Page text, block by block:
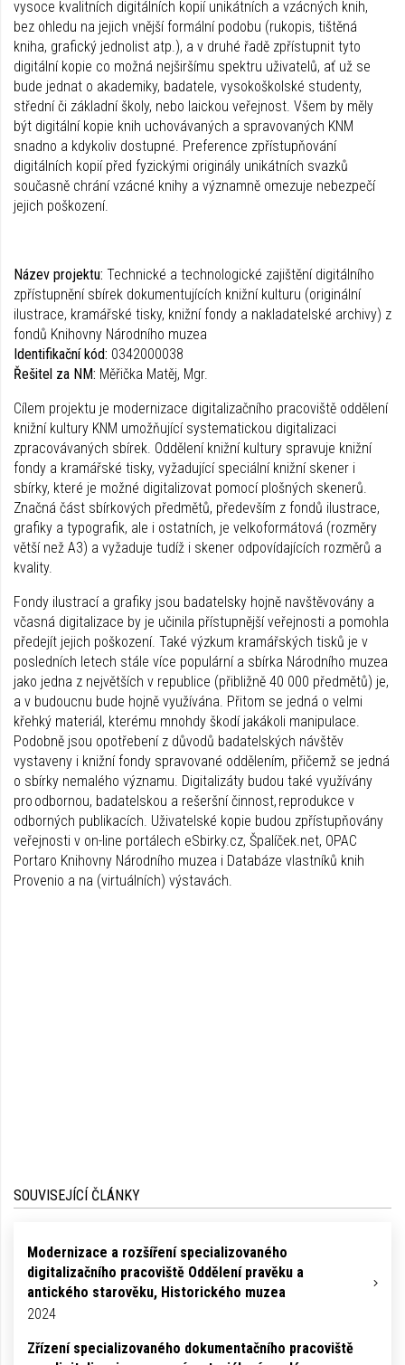
vysoce kvalitních digitálních kopií unikátních a vzácných knih,
bez ohledu na jejich vnější formální podobu (rukopis, tištěná
kniha, grafický jednolist atp.), a v druhé řadě zpřístupnit tyto
digitální kopie co možná nejširšímu spektru uživatelů, ať už se
bude jednat o akademiky, badatele, vysokoškolské studenty,
střední či základní školy, nebo laickou veřejnost. Všem by měly
být digitální kopie knih uchovávaných a spravovaných KNM
snadno a kdykoliv dostupné. Preference zpřístupňování
digitálních kopií před fyzickými originály unikátních svazků
současně chrání vzácné knihy a významně omezuje nebezpečí
jejich poškození.
Název projektu: Technické a technologické zajištění digitálního
zpřístupnění sbírek dokumentujících knižní kulturu (originální
ilustrace, kramářské tisky, knižní fondy a nakladatelské archivy) z
fondů Knihovny Národního muzea
Identifikační kód: 0342000038
Řešitel za NM: Měřička Matěj, Mgr.
Cílem projektu je modernizace digitalizačního pracoviště oddělení
knižní kultury KNM umožňující systematickou digitalizaci
zpracovávaných sbírek. Oddělení knižní kultury spravuje knižní
fondy a kramářské tisky, vyžadující speciální knižní skener i
sbírky, které je možné digitalizovat pomocí plošných skenerů.
Značná část sbírkových předmětů, především z fondů ilustrace,
grafiky a typografik, ale i ostatních, je velkoformátová (rozměry
větší než A3) a vyžaduje tudíž i skener odpovídajících rozměrů a
kvality.
Fondy ilustrací a grafiky jsou badatelsky hojně navštěvovány a
včasná digitalizace by je učinila přístupnější veřejnosti a pomohla
předejít jejich poškození. Také výzkum kramářských tisků je v
posledních letech stále více populární a sbírka Národního muzea
jako jedna z největších v republice (přibližně 40 000 předmětů) je,
a v budoucnu bude hojně využívána. Přitom se jedná o velmi
křehký materiál, kterému mnohdy škodí jakákoli manipulace.
Podobně jsou opotřebení z důvodů badatelských návštěv
vystaveny i knižní fondy spravované oddělením, přičemž se jedná
o sbírky nemalého významu. Digitalizáty budou také využívány
pro odbornou, badatelskou a rešeršní činnost, reprodukce v
odborných publikacích. Uživatelské kopie budou zpřístupňovány
veřejnosti v on-line portálech eSbirky.cz, Špalíček.net, OPAC
Portaro Knihovny Národního muzea i Databáze vlastníků knih
Provenio a na (virtuálních) výstavách.
SOUVISEJÍCÍ ČLÁNKY
Modernizace a rozšíření specializovaného
digitalizačního pracoviště Oddělení pravěku a
antického starověku, Historického muzea
2024
Zřízení specializovaného dokumentačního pracoviště